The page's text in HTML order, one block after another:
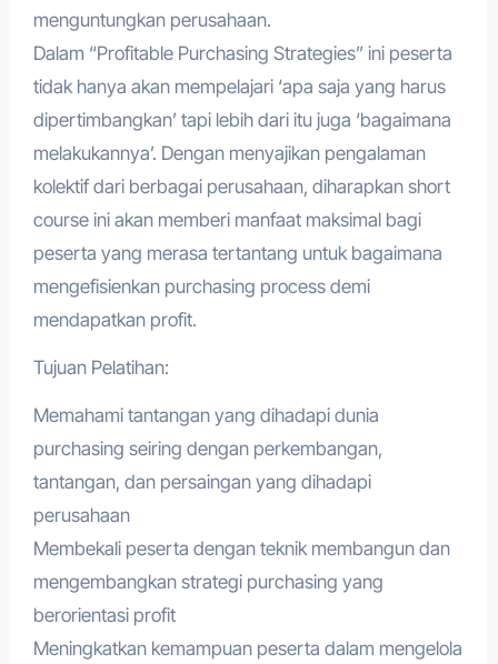
menguntungkan perusahaan.
Dalam “Profitable Purchasing Strategies” ini peserta
tidak hanya akan mempelajari ‘apa saja yang harus
dipertimbangkan’ tapi lebih dari itu juga ‘bagaimana
melakukannya’. Dengan menyajikan pengalaman
kolektif dari berbagai perusahaan, diharapkan short
course ini akan memberi manfaat maksimal bagi
peserta yang merasa tertantang untuk bagaimana
mengefisienkan purchasing process demi
mendapatkan profit.
Tujuan Pelatihan:
Memahami tantangan yang dihadapi dunia
purchasing seiring dengan perkembangan,
tantangan, dan persaingan yang dihadapi
perusahaan
Membekali peserta dengan teknik membangun dan
mengembangkan strategi purchasing yang
berorientasi profit
Meningkatkan kemampuan peserta dalam mengelola